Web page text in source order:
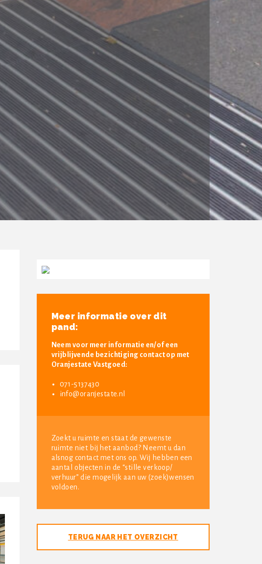
Meer informatie over dit
pand:
Neem voor meer informatie en/of een
vrijblijvende bezichtiging contact op met
Oranjestate Vastgoed:
071-5137430
info@oranjestate.nl
Zoekt u ruimte en staat de gewenste
ruimte niet bij het aanbod? Neemt u dan
alsnog contact met ons op. Wij hebben een
aantal objecten in de “stille verkoop/
verhuur” die mogelijk aan uw (zoek)wensen
voldoen.
TERUG NAAR HET OVERZICHT